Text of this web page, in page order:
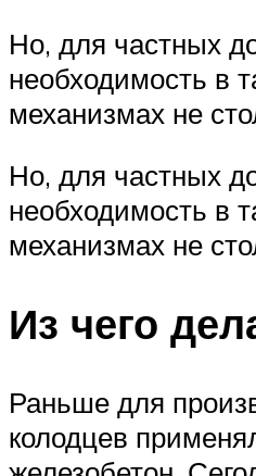
Но, для частных
необходимость в
механизмах не
Но, для частных
необходимость в
механизмах не
Из чего
Раньше для
колодцев